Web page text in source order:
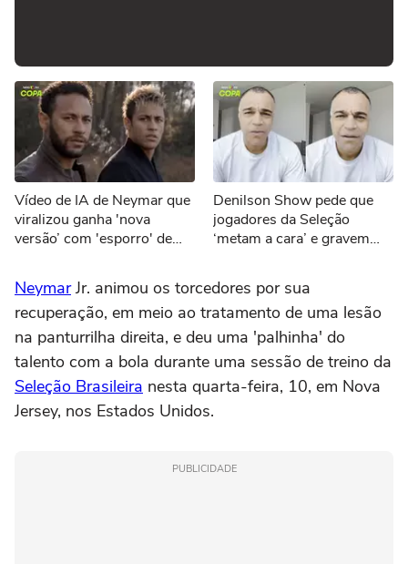
Vídeo de IA de Neymar que
viralizou ganha 'nova
versão’ com 'esporro' de
pôquer’
Denilson Show pede que
jogadores da Seleção
‘metam a cara’ e gravem
Copa
NeymarJr. animou os torcedores por sua
recuperação, em meio ao tratamento de uma lesão
na panturrilha direita, e deu uma 'palhinha' do
talento com a bola durante uma sessão de treino da
Seleção Brasileira nesta quarta-feira, 10, em Nova
Jersey, nos Estados Unidos.
PUBLICIDADE